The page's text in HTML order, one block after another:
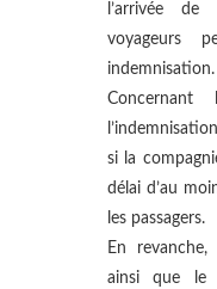
l’arrivée
voyageurs
indemnisation.
si la
délai d’au
les passagers.
En
ainsi que le